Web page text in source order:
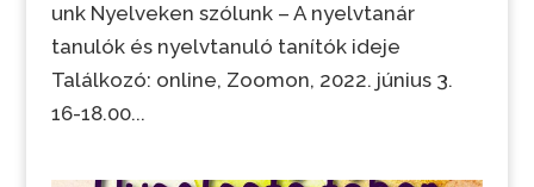
unk Nyelveken szólunk – A nyelvtanár
tanulók és nyelvtanuló tanítók ideje
Találkozó: online, Zoomon, 2022. június 3.
16-18.00...